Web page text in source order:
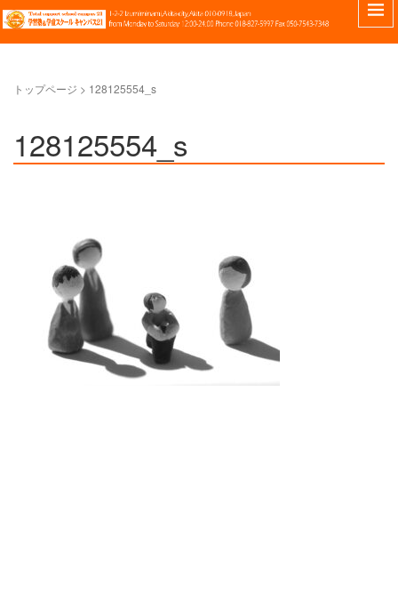
トップページ > 128125554_s
128125554_s